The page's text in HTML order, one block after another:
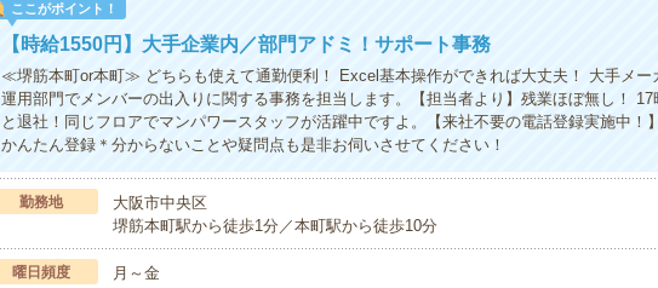
ここがポイント！
【時給1550円】大手企業内／部門アドミ！サポート事務
≪堺筋本町or本町≫ どちらも使えて通勤便利！ Excel基本操作ができれば大丈夫！ 大手メー
運用部門でメンバーの出入りに関する事務を担当します。【担当者より】残業ほぼ無し！ 17
と退社！同じフロアでマンパワースタッフが活躍中ですよ。【来社不要の電話登録実施中！
かんたん登録＊分からないことや疑問点も是非お伺いさせてください！
勤務地
大阪市中央区
堺筋本町駅から徒歩1分／本町駅から徒歩10分
曜日頻度 月～金